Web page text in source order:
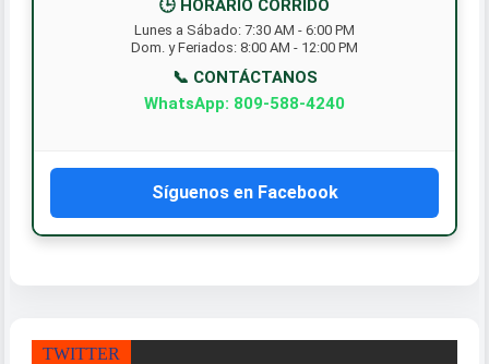
Lunes a Sábado: 7:30 AM - 6:00 PM
Dom. y Feriados: 8:00 AM - 12:00 PM
📞 CONTÁCTANOS
WhatsApp: 809-588-4240
Síguenos en Facebook
TWITTER